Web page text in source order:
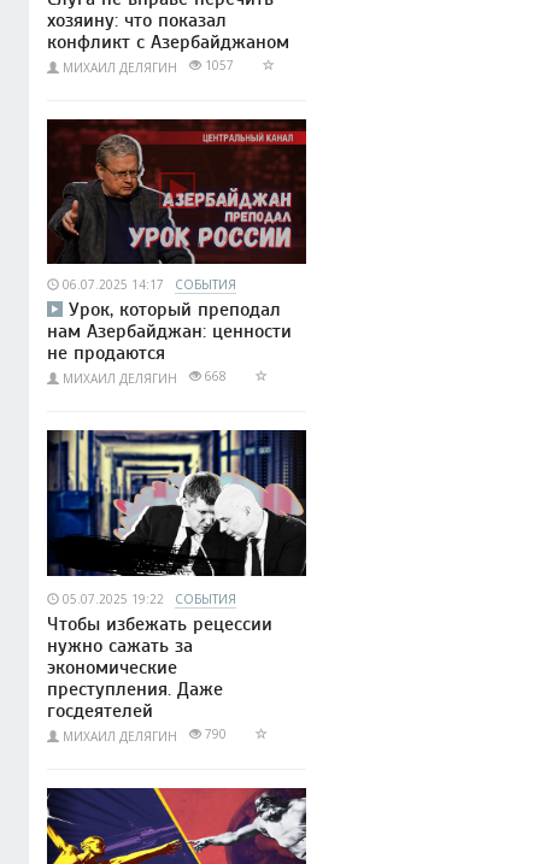
хозяину: что показал
конфликт с Азербайджаном
МИХАИЛ ДЕЛЯГИН 1057
06.07.2025 14:17 СОБЫТИЯ
Урок, который преподал
нам Азербайджан: ценности
не продаются
МИХАИЛ ДЕЛЯГИН 668
05.07.2025 19:22 СОБЫТИЯ
Чтобы избежать рецессии
нужно сажать за
экономические
преступления. Даже
госдеятелей
МИХАИЛ ДЕЛЯГИН 790